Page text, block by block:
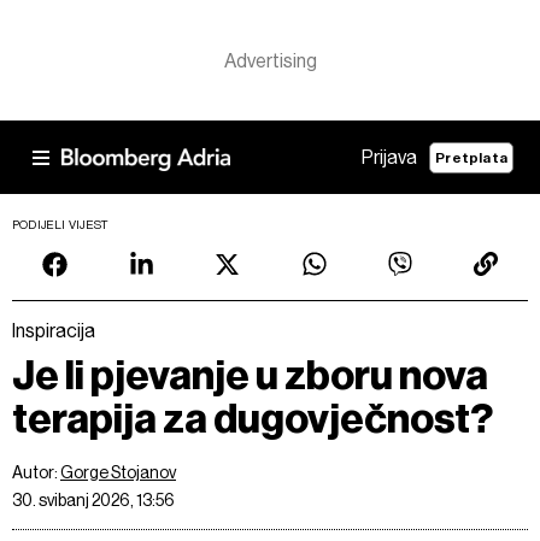
Prijava Pretplata
PODIJELI VIJEST
Inspiracija
Je li pjevanje u zboru nova
terapija za dugovječnost?
Autor:Gorge Stojanov
30. svibanj 2026, 13:56